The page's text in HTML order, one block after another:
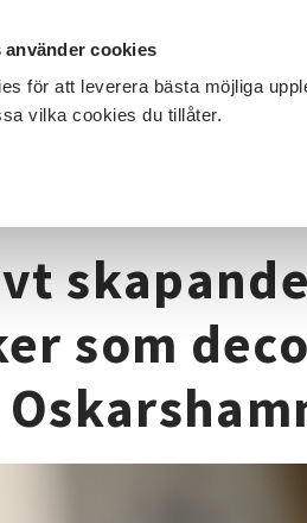
använder cookies
för att leverera bästa möjliga
vilka cookies du tillåter.
DIG SOM SÖK KURSER OCH
evenemang
som